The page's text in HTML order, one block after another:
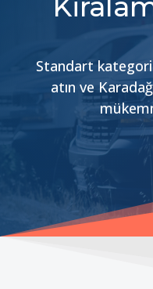
Standart
atın ve